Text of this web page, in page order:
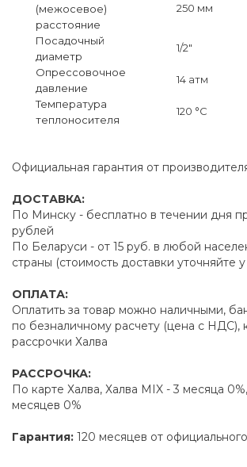
(межосевое)
расстояние
250 мм
Посадочный
диаметр
1/2"
Опрессовочное
давление
14 атм
Температура
теплоносителя
120 °C
Официальная гарантия от
ДОСТАВКА:
По Минску - бесплатно в течении дня
рублей
По Беларуси - от 15 руб. в любой
страны (стоимость доставки уточняйте
ОПЛАТА:
Оплатить за товар можно наличными,
по безналичному расчету (цена с НДС),
рассрочки Халва
РАССРОЧКА:
По карте Халва, Халва MIX - 3 месяца
месяцев 0%
Гарантия: 120 месяцев от